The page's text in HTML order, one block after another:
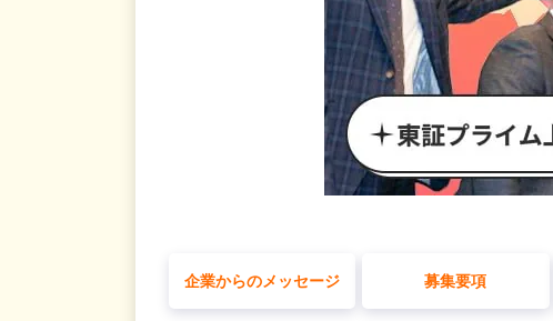
企業からのメッセージ 募集要項